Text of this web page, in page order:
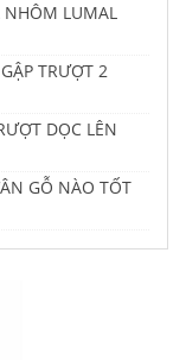
NHÔM LUMAL
TRƯỢT 2
DỌC LÊN
GỖ NÀO TỐT